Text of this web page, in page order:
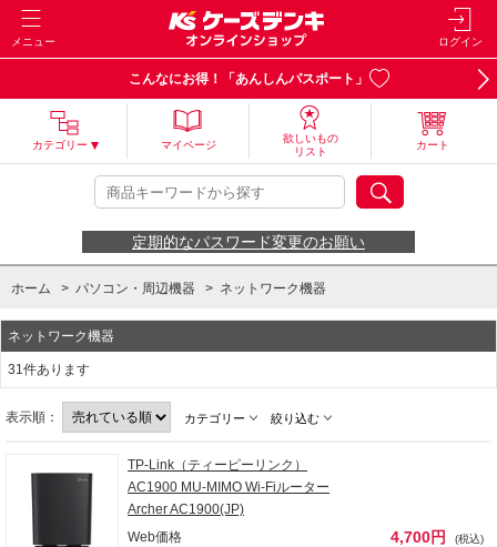
メニュー ログイン
こんなにお得！「あんしんパスポート」
カテゴリー マイページ
欲しいもの
リスト
カート
定期的なパスワード変更のお願い
ホーム > パソコン・周辺機器 > ネットワーク機器
ネットワーク機器
31件あります
表示順： カテゴリー 絞り込む
TP-Link（ティーピーリンク）
AC1900 MU-MIMO Wi-Fiルーター
Archer AC1900(JP)
Web価格
4,700円 (税込)